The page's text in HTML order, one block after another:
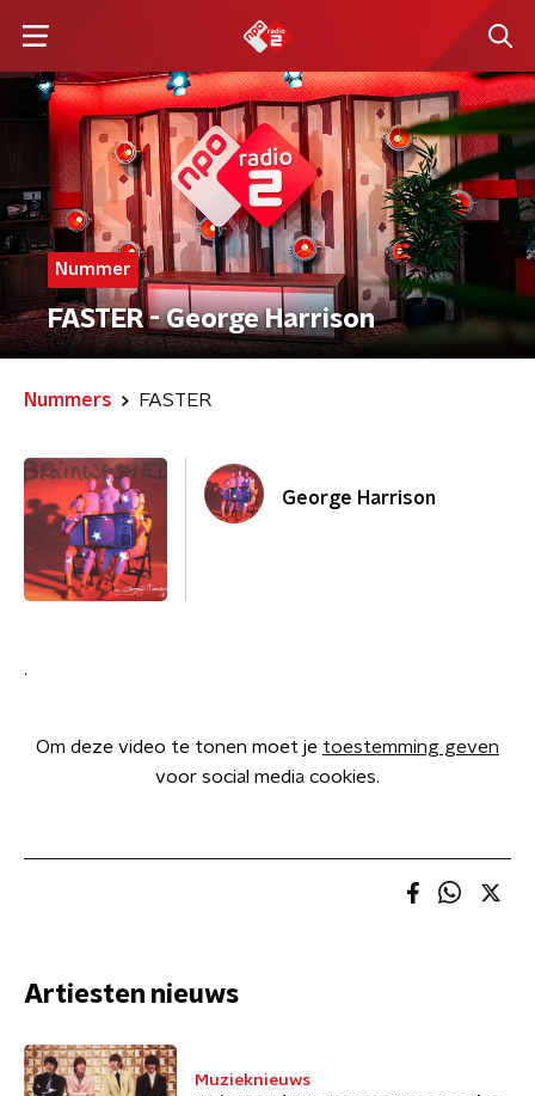
Nummer
FASTER - George Harrison
Nummers FASTER
George Harrison
.
Om deze video te tonen moet je toestemming geven
voor social media cookies.
Artiesten nieuws
Muzieknieuws